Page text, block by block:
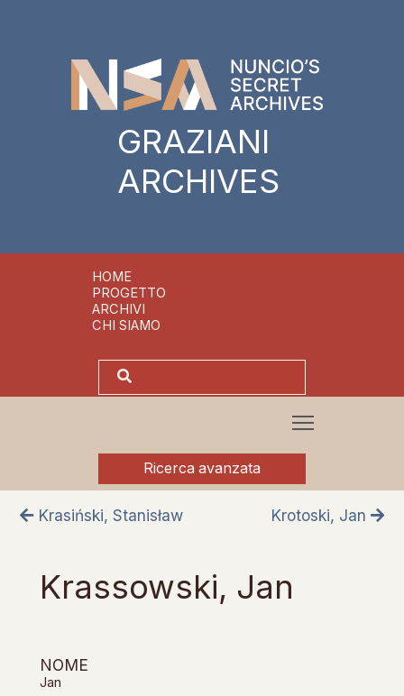
GRAZIANI
ARCHIVES
HOME
PROGETTO
ARCHIVI
CHI SIAMO
Ricerca avanzata
Krasiński, Stanisław Krotoski, Jan
Krassowski, Jan
NOME
Jan